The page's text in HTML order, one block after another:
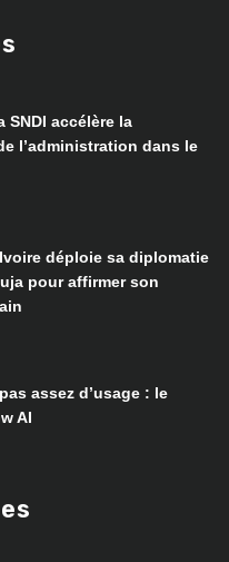
SNDI accélère la
l’administration dans le
déploie sa diplomatie
pour affirmer son
assez d’usage : le
AI